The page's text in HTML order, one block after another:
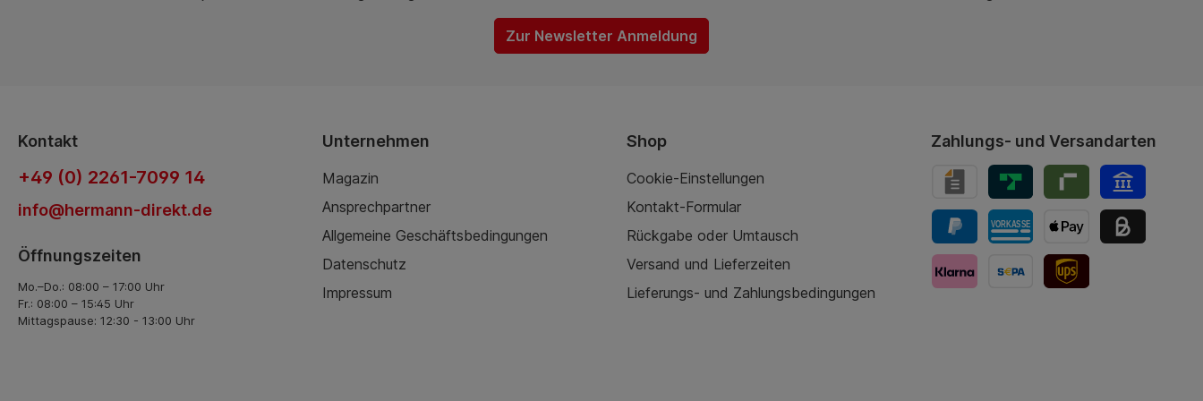
Zur Newsletter Anmeldung
Kontakt
+49 (0) 2261-7099 14
info@hermann-direkt.de
Öffnungszeiten
Mo.–Do.: 08:00 – 17:00 Uhr
Fr.: 08:00 – 15:45 Uhr
Mittagspause: 12:30 - 13:00 Uhr
Unternehmen
Magazin
Ansprechpartner
Allgemeine Geschäftsbedingungen
Datenschutz
Impressum
Shop
Cookie-Einstellungen
Kontakt-Formular
Rückgabe oder Umtausch
Versand und Lieferzeiten
Lieferungs- und Zahlungsbedingungen
Zahlungs- und Versandarten